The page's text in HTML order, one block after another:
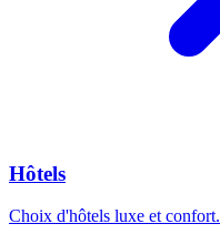
Hôtels
Choix d'hôtels luxe et confort.